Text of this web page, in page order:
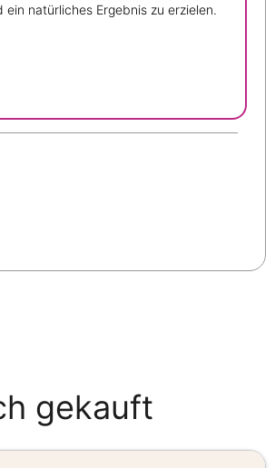
ein natürliches Ergebnis zu erzielen.
gekauft